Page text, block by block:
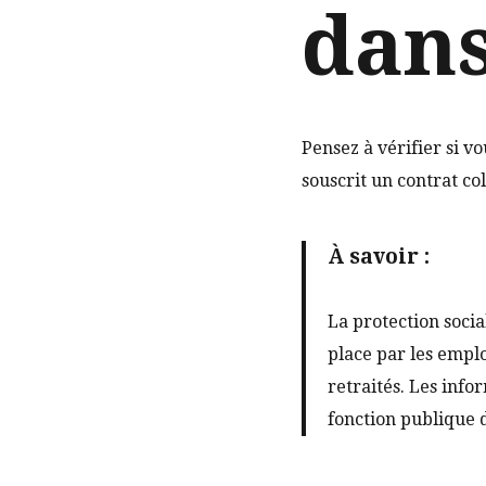
Pensez à vérifier si
souscrit un contrat
À savoir :
La protection
place par les
retraités. Les
fonction publique